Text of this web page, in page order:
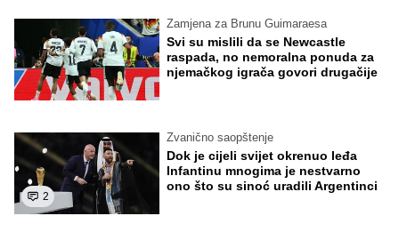
Zamjena za Brunu Guimaraesa
Svi su mislili da se Newcastle
raspada, no nemoralna ponuda za
njemačkog igrača govori drugačije
2
Zvanično saopštenje
Dok je cijeli svijet okrenuo leđa
Infantinu mnogima je nestvarno
ono što su sinoć uradili Argentinci